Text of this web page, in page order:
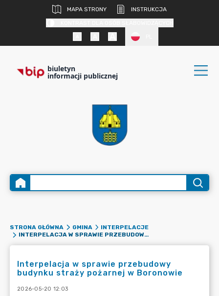
MAPA STRONY
INSTRUKCJA
biuletyn
informacji publicznej
STRONA GŁÓWNA GMINA
INTERPELACJE
INTERPELACJA W SPRAWIE PRZEBUDOWY BUDYNKU STRAŻY POŻARNEJ W BORONOWIE
Interpelacja w sprawie przebudowy
budynku straży pożarnej w Boronowie
2026-05-20 12:03